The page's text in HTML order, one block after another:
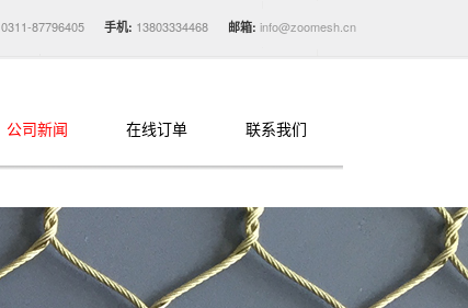
0311-87796405 手机: 13803334468 邮箱: info@zoomesh.cn
公司新闻 在线订单 联系我们